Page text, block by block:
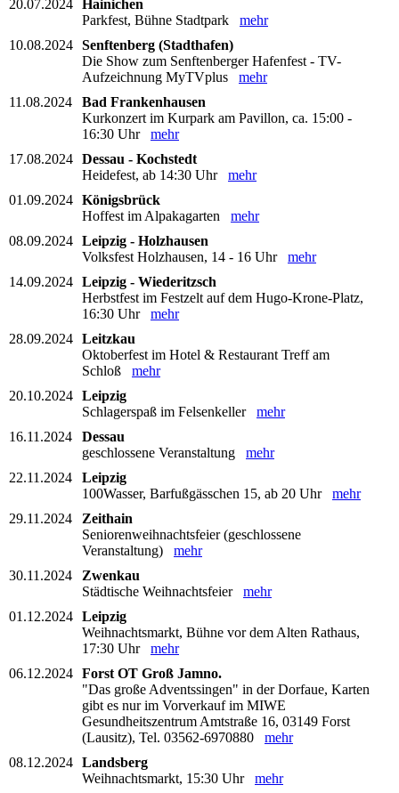
20.07.2024
Hainichen
Parkfest, Bühne Stadtpark mehr
10.08.2024 Senftenberg (Stadthafen)
Die Show zum Senftenberger Hafenfest - TV-
Aufzeichnung MyTVplus mehr
11.08.2024
Bad Frankenhausen
Kurkonzert im Kurpark am Pavillon, ca. 15:00 -
16:30 Uhr mehr
17.08.2024 Dessau - Kochstedt
Heidefest, ab 14:30 Uhr mehr
01.09.2024 Königsbrück
Hoffest im Alpakagarten mehr
08.09.2024 Leipzig - Holzhausen
Volksfest Holzhausen, 14 - 16 Uhr mehr
14.09.2024 Leipzig - Wiederitzsch
Herbstfest im Festzelt auf dem Hugo-Krone-Platz,
16:30 Uhr mehr
28.09.2024 Leitzkau
Oktoberfest im Hotel & Restaurant Treff am
Schloß mehr
20.10.2024 Leipzig
Schlagerspaß im Felsenkeller mehr
16.11.2024
Dessau
geschlossene Veranstaltung mehr
22.11.2024
Leipzig
100Wasser, Barfußgässchen 15, ab 20 Uhr mehr
29.11.2024
Zeithain
Seniorenweihnachtsfeier (geschlossene
Veranstaltung) mehr
30.11.2024
Zwenkau
Städtische Weihnachtsfeier mehr
01.12.2024 Leipzig
Weihnachtsmarkt, Bühne vor dem Alten Rathaus,
17:30 Uhr mehr
06.12.2024 Forst OT Groß Jamno.
"Das große Adventssingen" in der Dorfaue, Karten
gibt es nur im Vorverkauf im MIWE
Gesundheitszentrum Amtstraße 16, 03149 Forst
(Lausitz), Tel. 03562-6970880 mehr
08.12.2024 Landsberg
Weihnachtsmarkt, 15:30 Uhr mehr